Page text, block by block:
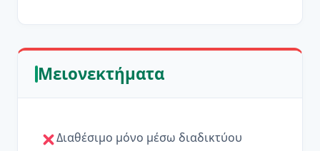
Μειονεκτήματα
Διαθέσιμο μόνο μέσω διαδικτύου